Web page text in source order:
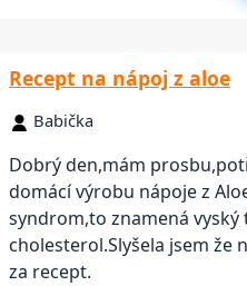
Recept na nápoj z aloe
Babička
Dobrý den,mám
domácí výrobu nápoje z
syndrom,to znamená vyský
cholesterol.Slyšela jsem že
za recept.